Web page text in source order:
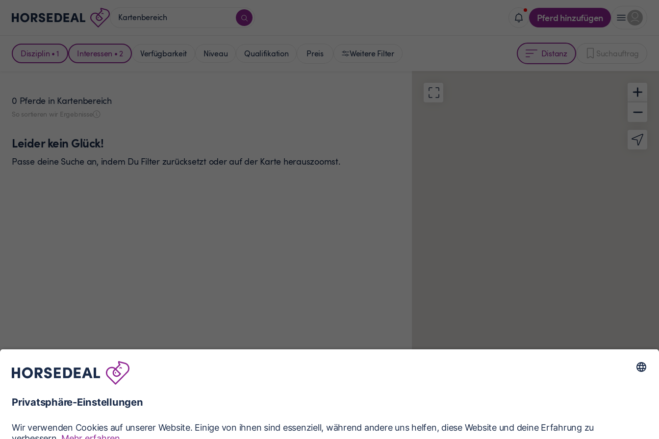
Pferd hinzufügen
Disziplin • 1 Interessen • 2 Verfügbarkeit Niveau Qualifikation Preis Weitere Filter Distanz Suchauftrag
0 Pferde in Kartenbereich
So sortieren wir Ergebnisse
Leider kein Glück!
Passe deine Suche an, indem Du Filter zurücksetzt oder auf der Karte herauszoomst.